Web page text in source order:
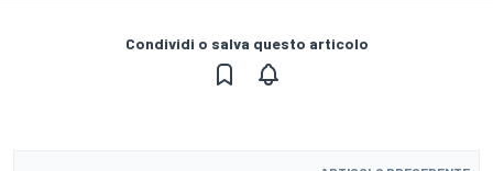
Condividi o salva questo articolo